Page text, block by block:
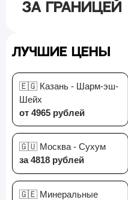
за границей
Лучшие цены
🇪🇬 Казань - Шарм-эш-
Шейх
от 4965 рублей
🇬🇺 Москва - Сухум
за 4818 рублей
🇬🇪 Минеральные